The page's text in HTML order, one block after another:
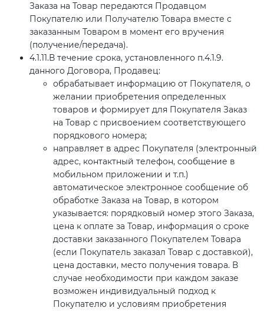
Заказа на Товар передаются Продавцом
Покупателю или Получателю Товара вместе с
заказанным Товаром в момент его вручения
(получение/передача).
4.1.11.В течение срока, установленного п.4.1.9.
данного Договора, Продавец:
обрабатывает информацию от Покупателя, о
желании приобретения определенных
товаров и формирует для Покупателя Заказ
на Товар с присвоением соответствующего
порядкового номера;
направляет в адрес Покупателя (электронный
адрес, контактный телефон, сообщение в
мобильном приложении и т.п.)
автоматическое электронное сообщение об
обработке Заказа на Товар, в котором
указывается: порядковый номер этого Заказа,
цена к оплате за Товар, информация о сроке
доставки заказанного Покупателем Товара
(если Покупатель заказал Товар с доставкой),
цена доставки, место получения товара. В
случае необходимости при каждом заказе
возможен индивидуальный подход к
Покупателю и условиям приобретения